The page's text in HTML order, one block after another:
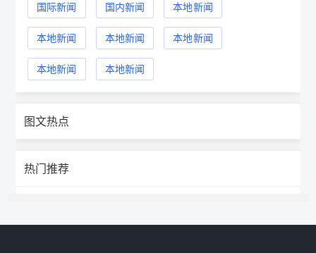
国际新闻 国内新闻 本地新闻
本地新闻 本地新闻 本地新闻
本地新闻 本地新闻
图文热点
热门推荐